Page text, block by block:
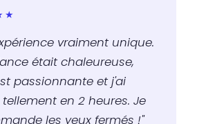
vraiment unique.
était chaleureuse,
passionnante et j'ai
en 2 heures. Je
les yeux fermés !"